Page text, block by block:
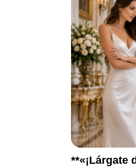
**«¡Lárgate